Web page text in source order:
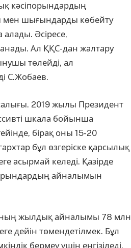
кәсіпорындардың
мен шығындарды көбейту
Әсіресе,
Ал ҚҚС-дан жалтару
төлейді, ал
С.Жобаев.
2019 жылы Пре­зидент
шкала бойынша
бірақ оны 15-20
бұл өзгеріске қарсылық
асырмай келеді. Қазірде
айналымын
жылдық айналымы 78 млн
дейін төмендетілмек. Бұл
бермеу үшін енгізіледі.